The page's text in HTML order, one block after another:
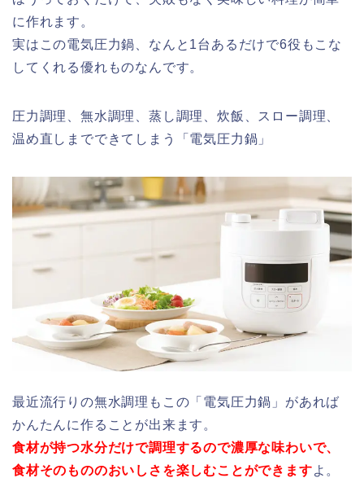
に作れます。
実はこの電気圧力鍋、なんと1台あるだけで6役もこな
してくれる優れものなんです。
圧力調理、無水調理、蒸し調理、炊飯、スロー調理、
温め直しまでできてしまう「電気圧力鍋」
最近流行りの無水調理もこの「電気圧力鍋」があれば
かんたんに作ることが出来ます。
食材が持つ水分だけで調理するので濃厚な味わいで、
食材そのもののおいしさを楽しむことができますよ。